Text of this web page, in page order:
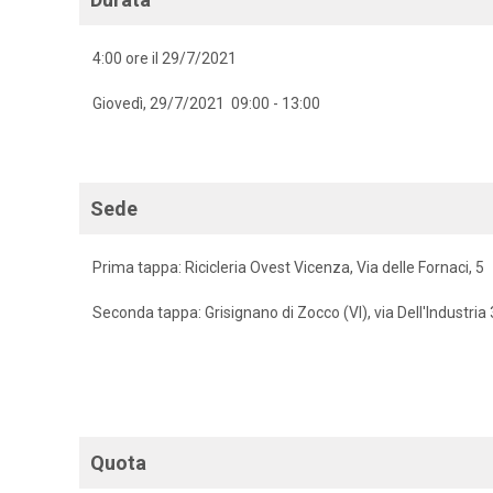
4:00 ore il 29/7/2021
Giovedì, 29/7/2021 09:00 - 13:00
Sede
Prima tappa: Ricicleria Ovest Vicenza, Via delle Fornaci, 5
Seconda tappa: Grisignano di Zocco (VI), via Dell'Industria
Quota